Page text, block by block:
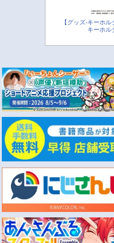
【グッズ-キーホ
キーホル